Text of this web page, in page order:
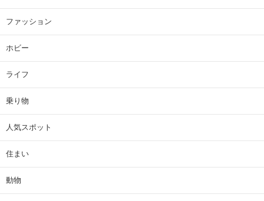
ファッション
ホビー
ライフ
乗り物
人気スポット
住まい
動物